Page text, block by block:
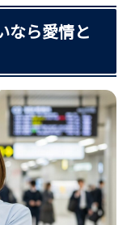
なら愛情と